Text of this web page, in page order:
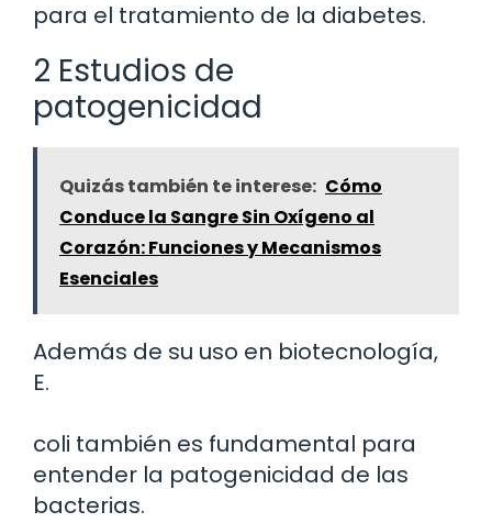
para el tratamiento de la diabetes.
2 Estudios de
patogenicidad
Quizás también te interese: Cómo
Conduce la Sangre Sin Oxígeno al
Corazón: Funciones y Mecanismos
Esenciales
Además de su uso en biotecnología,
E.
coli también es fundamental para
entender la patogenicidad de las
bacterias.